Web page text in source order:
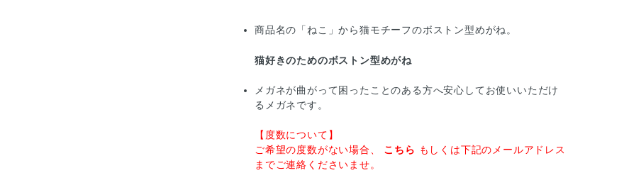
商品名の「ねこ」から猫モチーフのボストン型めがね。
猫好きのためのボストン型めがね
メガネが曲がって困ったことのある方へ安心してお使いいただけ
るメガネです。
【度数について】
ご希望の度数がない場合、
こちら もしくは下記のメールアドレス
までご連絡くださいませ。